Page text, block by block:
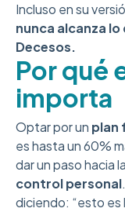
Incluso en su
nunca alcanza
Decesos.
Por qué
importa
Optar por un plan
es hasta un 60%
dar un paso hacia la
control personal
diciendo: “esto es